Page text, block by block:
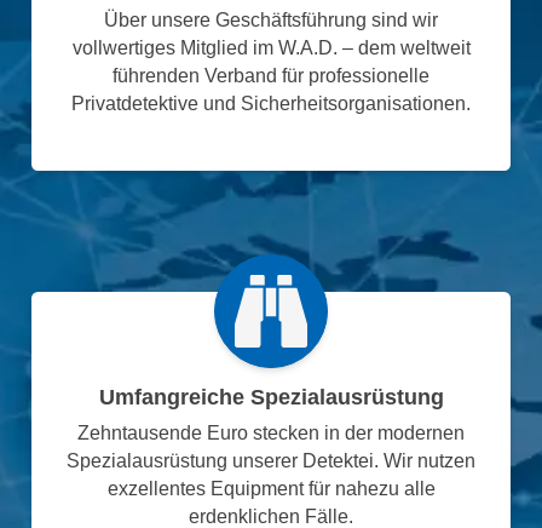
Über unsere Geschäftsführung sind wir
vollwertiges Mitglied im W.A.D. – dem weltweit
führenden Verband für professionelle
Privatdetektive und Sicherheitsorganisationen.
Umfangreiche Spezialausrüstung
Zehntausende Euro stecken in der modernen
Spezialausrüstung unserer Detektei. Wir nutzen
exzellentes Equipment für nahezu alle
erdenklichen Fälle.